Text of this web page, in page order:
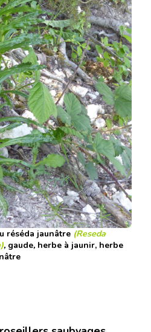
réséda jaunâtre (Reseda
), gaude, herbe à jaunir, herbe